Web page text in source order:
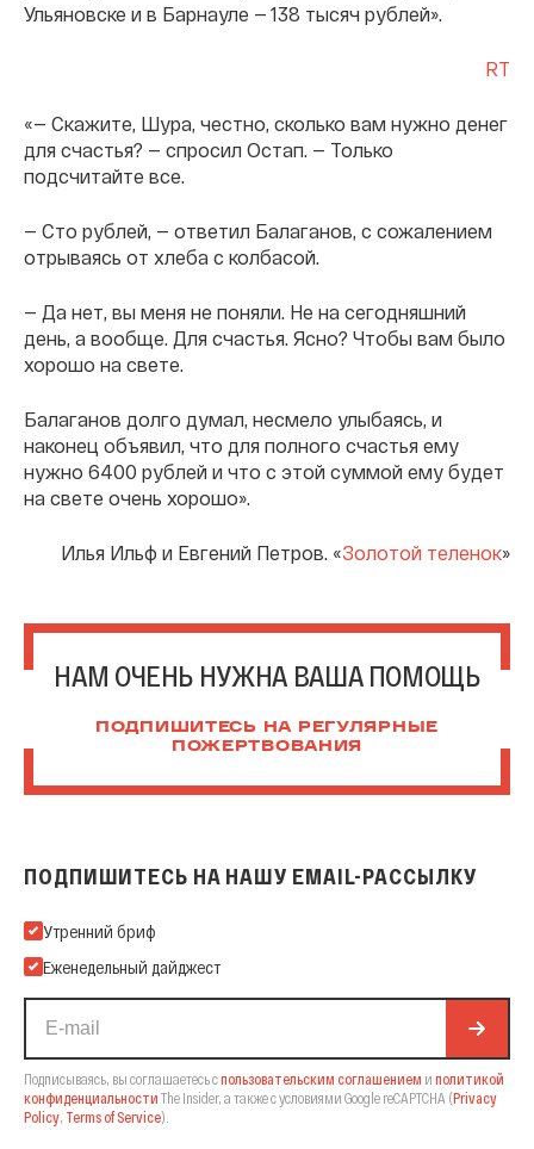
Ульяновске и в Барнауле — 138 тысяч рублей».
RT
«— Скажите, Шура, честно, сколько вам нужно денег
для счастья? — спросил Остап. — Только
подсчитайте все.
— Сто рублей, — ответил Балаганов, с сожалением
отрываясь от хлеба с колбасой.
— Да нет, вы меня не поняли. Не на сегодняшний
день, а вообще. Для счастья. Ясно? Чтобы вам было
хорошо на свете.
Балаганов долго думал, несмело улыбаясь, и
наконец объявил, что для полного счастья ему
нужно 6400 рублей и что с этой суммой ему будет
на свете очень хорошо».
Илья Ильф и Евгений Петров. «Золотой теленок»
НАМ ОЧЕНЬ НУЖНА ВАША ПОМОЩЬ
ПОДПИШИТЕСЬ НА РЕГУЛЯРНЫЕ
ПОЖЕРТВОВАНИЯ
ПОДПИШИТЕСЬ НА НАШУ EMAIL-РАССЫЛКУ
Подпишитесь на нашу Email-рассылку
Утренний бриф
Еженедельный дайджест
Подписываясь, вы соглашаетесь спользовательским соглашением и политикой
конфиденциальности The Insider, а также с условиями Google reCAPTCHA (Privacy
Policy, Terms of Service).